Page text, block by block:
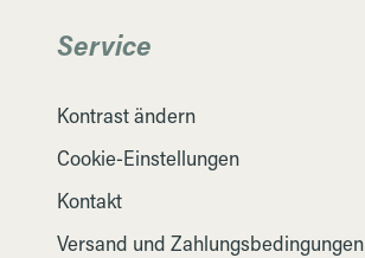
Service
Kontrast ändern
Cookie-Einstellungen
Kontakt
Versand und Zahlungsbedingungen